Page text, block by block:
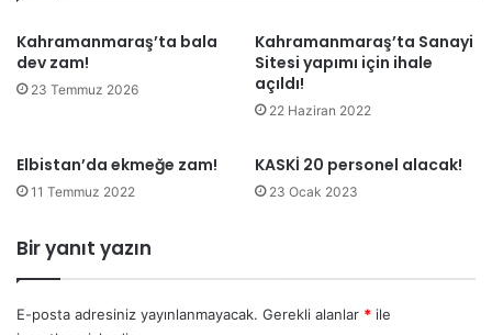
Kahramanmaraş’ta bala
dev zam!
23 Temmuz 2026
Kahramanmaraş’ta Sanayi
Sitesi yapımı için ihale
açıldı!
22 Haziran 2022
Elbistan’da ekmeğe zam!
11 Temmuz 2022
KASKİ 20 personel alacak!
23 Ocak 2023
Bir yanıt yazın
E-posta adresiniz yayınlanmayacak. Gerekli alanlar * ile